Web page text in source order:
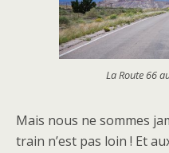
La Route 66
Mais nous ne sommes
train n’est pas loin ! Et